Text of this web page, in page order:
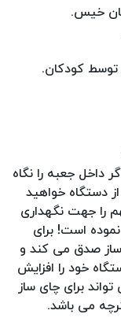
خیس.
کودکان.
داخل جعبه را نگاه
دستگاه خواهید
را جهت نگهداری
است! برای
ساز صدق می کند و
خود را افزایش
برای چای ساز
می باشد.